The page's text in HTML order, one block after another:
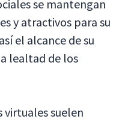
se mantengan
y atractivos para su
el alcance de su
lealtad de los
virtuales suelen